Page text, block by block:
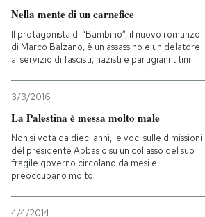
Nella mente di un carnefice
Il protagonista di “Bambino”, il nuovo romanzo
di Marco Balzano, è un assassino e un delatore
al servizio di fascisti, nazisti e partigiani titini
3/3/2016
La Palestina è messa molto male
Non si vota da dieci anni, le voci sulle dimissioni
del presidente Abbas o su un collasso del suo
fragile governo circolano da mesi e
preoccupano molto
4/4/2014